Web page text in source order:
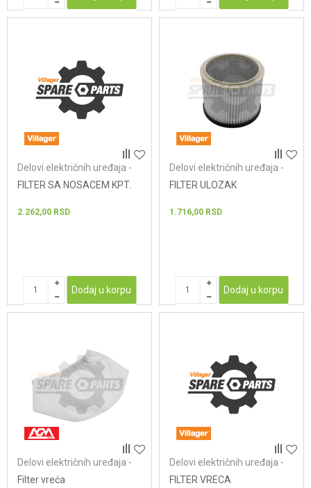
Delovi električnih uređaja -
FILTER SA NOSACEM KPT.
2.262,00 RSD
Dodaj u korpu
Delovi električnih uređaja -
FILTER ULOZAK
1.716,00 RSD
Dodaj u korpu
Delovi električnih uređaja -
Filter vreća
Delovi električnih uređaja -
FILTER VRECA